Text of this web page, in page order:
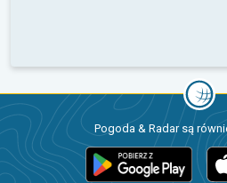
Pogoda & Radar są